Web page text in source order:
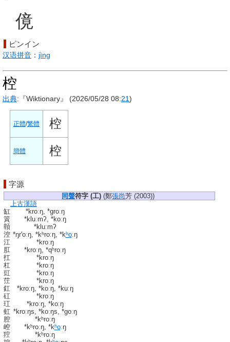
傹
ピンイン
汉语拼音 ： jìng
椌
出典:『Wiktionary』 (2026/05/28 08:21)
正體/繁體 椌
簡體 椌
字源
同聲符字 (工)(鄭張尚芳 (2003))
上古漢語
缸
*kroːŋ, *ɡroːŋ
篢
*kluːmʔ, *koːŋ
贑
*kluːmʔ
涳 *ŋr'oːŋ, *kʰroːŋ, *kʰoːŋ
江
*kroːŋ
肛
*kroːŋ, *qʰroːŋ
扛
*kroːŋ
杠
*kroːŋ
豇
*kroːŋ
茳
*kroːŋ
釭
*kroːŋ, *koːŋ, *kuːŋ
矼
*kroːŋ
玒
*kroːŋ, *koːŋ
虹 *kroːŋs, *koːŋs, *ɡoːŋ
腔
*kʰroːŋ
崆
*kʰroːŋ, *kʰoːŋ
羫
*kʰroːŋ